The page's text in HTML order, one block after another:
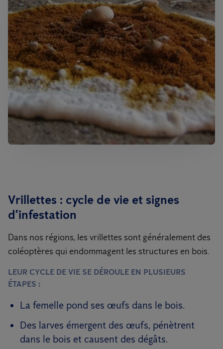
Vrillettes : cycle de vie et signes
d’infestation
Dans nos régions, les vrillettes sont généralement des
coléoptères qui endommagent les structures en bois.
LEUR CYCLE DE VIE SE DÉROULE EN PLUSIEURS
ÉTAPES :
La femelle pond ses œufs dans le bois.
Des larves émergent des œufs, pénètrent
dans le bois et causent des dégâts.